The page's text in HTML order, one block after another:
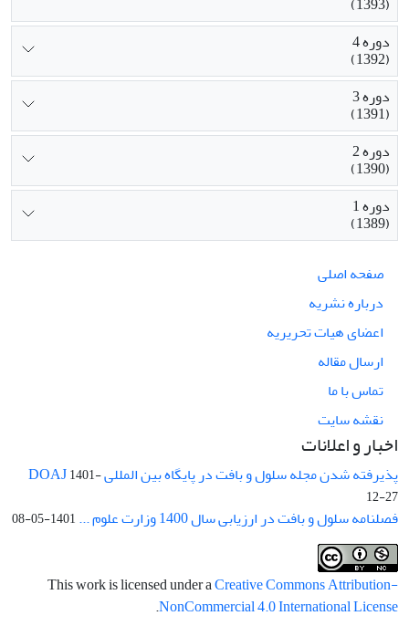
دوره 4
(1392)
دوره 3
(1391)
دوره 2
(1390)
دوره 1
(1389)
صفحه اصلی
درباره نشریه
اعضای هیات تحریریه
ارسال مقاله
تماس با ما
نقشه سایت
اخبار و اعلانات
پذیرفته شدن مجله سلول و بافت در پایگاه بین المللی DOAJ1401-
12-27
فصلنامه سلول و بافت در ارزیابی سال 1400 وزارت علوم ... 1401-05-08
This work is licensed under aCreative Commons Attribution-
NonCommercial 4.0 International License
.